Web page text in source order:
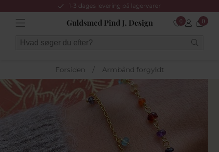
1-3 dages levering på lagervarer
0 0
Forsiden / Armbånd forgyldt